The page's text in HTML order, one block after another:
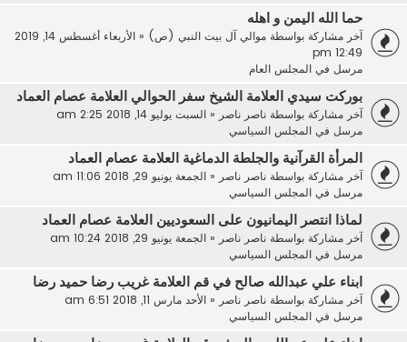
حما الله اليمن و اهله
آخر مشاركة بواسطة موالي آل بيت النبي (ص)«
الأربعاء أغسطس 14, 2019
12:49 pm
مرسل في المجلس العام
بوركت سيدي العلامة الشيخ سفر الحوالي العلامة عصام العماد
آخر مشاركة بواسطة ناصر ناصر« السبت يوليو 14, 2018 2:25 am
مرسل في المجلس السياسي
المرأة القرآنية والجلطة الدماغية العلامة عصام العماد
آخر مشاركة بواسطة ناصر ناصر« الجمعة يونيو 29, 2018 11:06 am
مرسل في المجلس السياسي
لماذا انتصر اليمانيون على السعوديين العلامة عصام العماد
آخر مشاركة بواسطة ناصر ناصر« الجمعة يونيو 29, 2018 10:24 am
مرسل في المجلس السياسي
ابناء علي عبدالله صالح في قم العلامة غريب رضا حميد رضا
آخر مشاركة بواسطة ناصر ناصر« الأحد مارس 11, 2018 6:51 am
مرسل في المجلس السياسي